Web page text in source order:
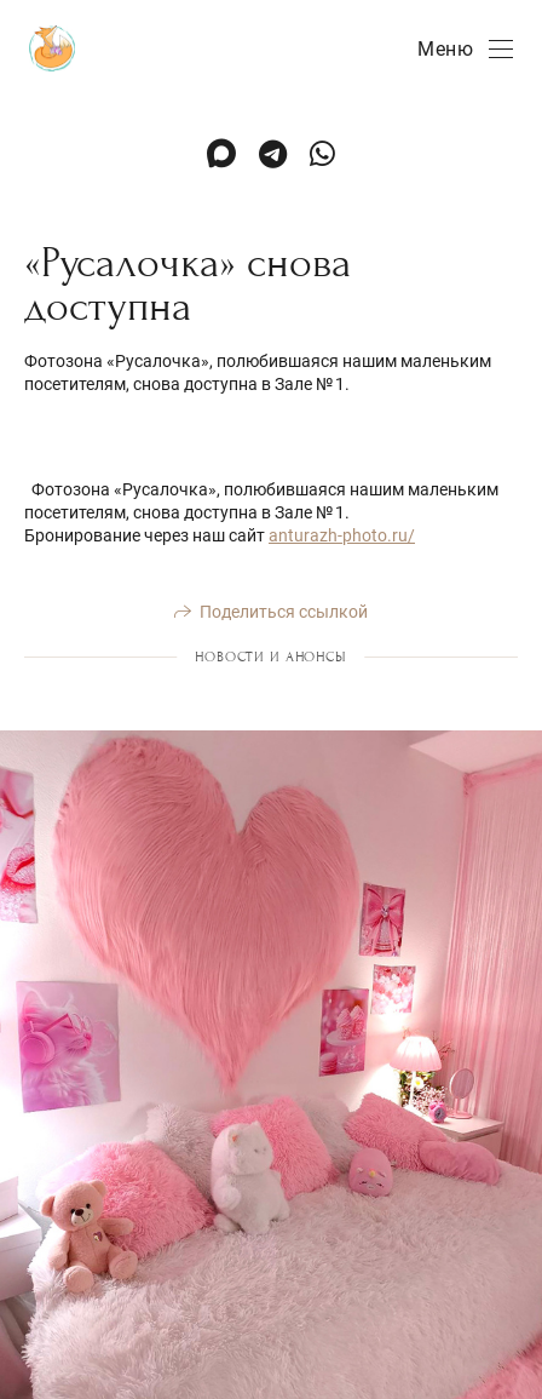
Меню
«Русалочка» снова
доступна
Фотозона «Русалочка», полюбившаяся нашим маленьким
посетителям, снова доступна в Зале № 1.
Фотозона «Русалочка», полюбившаяся нашим маленьким
посетителям, снова доступна в Зале № 1.
Бронирование через наш сайтanturazh-photo.ru/
Поделиться ссылкой
НОВОСТИ И АНОНСЫ